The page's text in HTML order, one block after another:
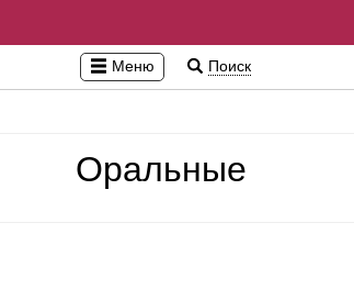
Меню Поиск
Оральные